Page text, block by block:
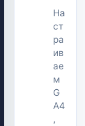
На
ст
ра
ив
ае
м
G
A4
,